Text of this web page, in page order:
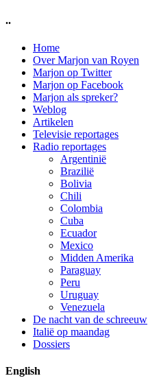
..
Home
Over Marjon van Royen
Marjon op Twitter
Marjon op Facebook
Marjon als spreker?
Weblog
Artikelen
Televisie reportages
Radio reportages
Argentinië
Brazilië
Bolivia
Chili
Colombia
Cuba
Ecuador
Mexico
Midden Amerika
Paraguay
Peru
Uruguay
Venezuela
De nacht van de schreeuw
Italië op maandag
Dossiers
English